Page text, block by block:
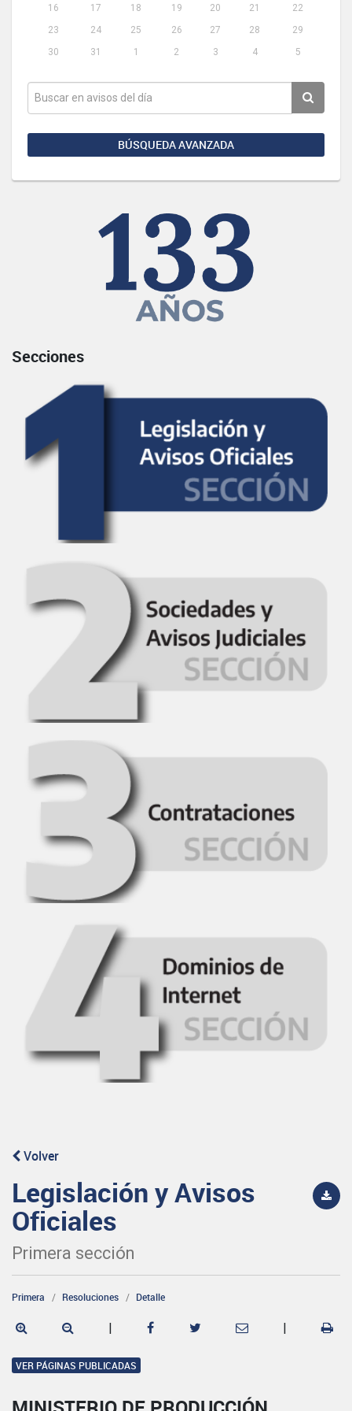
16
17 18 19 20 21
22
23
24 25 26 27 28
29
30
31 1 2 3 4 5
BÚSQUEDA AVANZADA
Secciones
Volver
Legislación y Avisos
Oficiales
Primera sección
Primera Resoluciones Detalle
| |
VER PÁGINAS PUBLICADAS